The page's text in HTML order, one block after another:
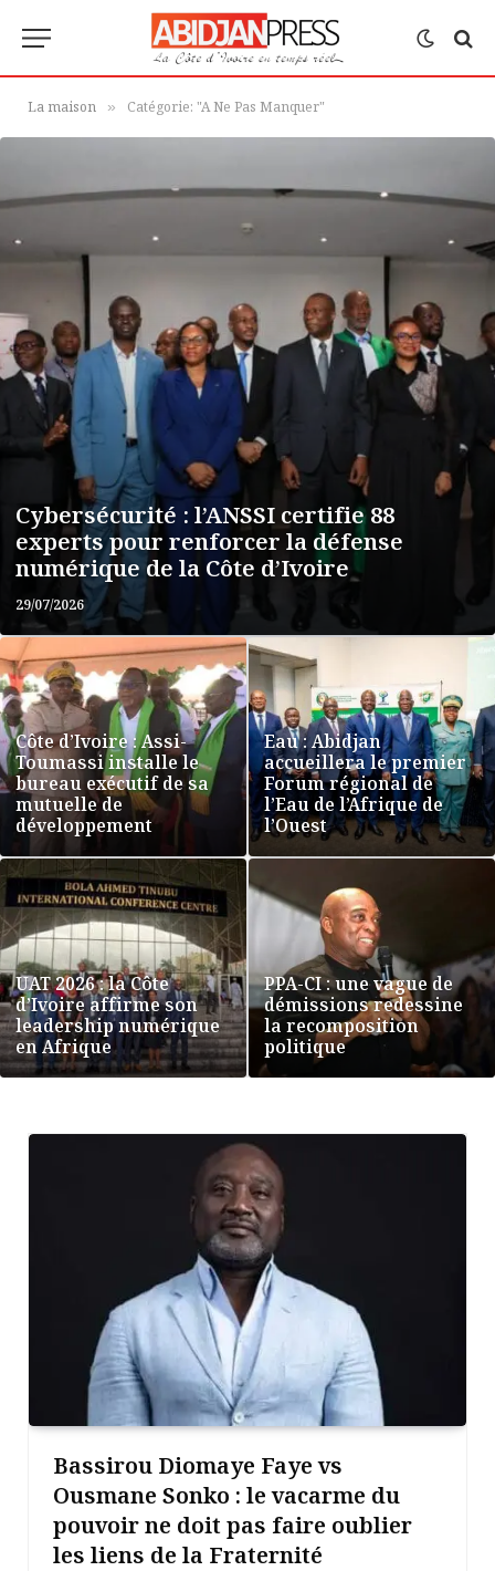
La maison » Catégorie: "A Ne Pas Manquer"
Cybersécurité : l’ANSSI certifie 88
experts pour renforcer la défense
numérique de la Côte d’Ivoire
29/07/2026
Côte d’Ivoire : Assi-
Toumassi installe le
bureau exécutif de sa
mutuelle de
développement
Eau : Abidjan
accueillera le premier
Forum régional de
l’Eau de l’Afrique de
l’Ouest
UAT 2026 : la Côte
d’Ivoire affirme son
leadership numérique
en Afrique
PPA-CI : une vague de
démissions redessine
la recomposition
politique
Bassirou Diomaye Faye vs
Ousmane Sonko : le vacarme du
pouvoir ne doit pas faire oublier
les liens de la Fraternité